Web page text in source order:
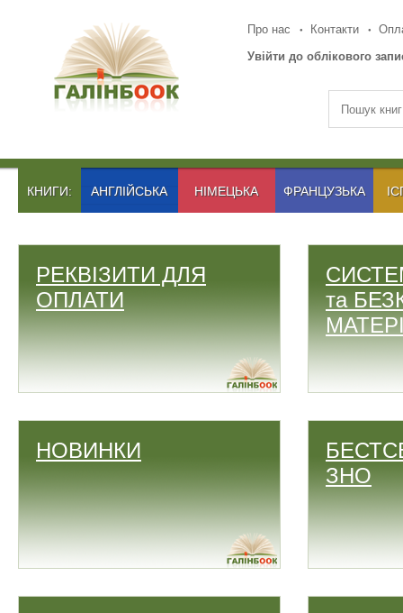
Про нас Контакти
Увійти до облікового
КНИГИ: АНГЛІЙСЬКА НІМЕЦЬКА ФРАНЦУЗЬКА
РЕКВІЗИТИ ДЛЯ
ОПЛАТИ
та
НОВИНКИ
ЗНО